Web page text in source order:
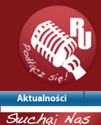
Aktualności
Słuchaj Nas